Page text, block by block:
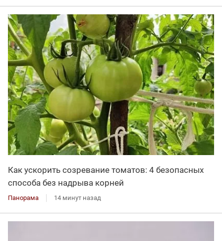
Как ускорить созревание томатов: 4 безопасных
способа без надрыва корней
Панорама 14 минут назад